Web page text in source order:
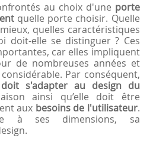
au choix d'une porte
quelle porte choisir. Quelle
quelles caractéristiques
doit-elle se distinguer ? Ces
car elles impliquent
de nombreuses années et
Par conséquent,
s'adapter au design du
ainsi qu’elle doit être
aux besoins de l'utilisateur.
à ses dimensions, sa